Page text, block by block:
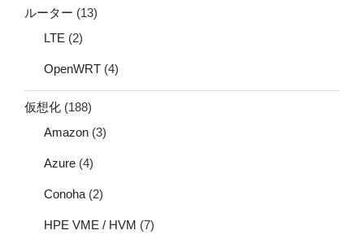
ルーター (13)
LTE (2)
OpenWRT (4)
仮想化 (188)
Amazon (3)
Azure (4)
Conoha (2)
HPE VME / HVM (7)